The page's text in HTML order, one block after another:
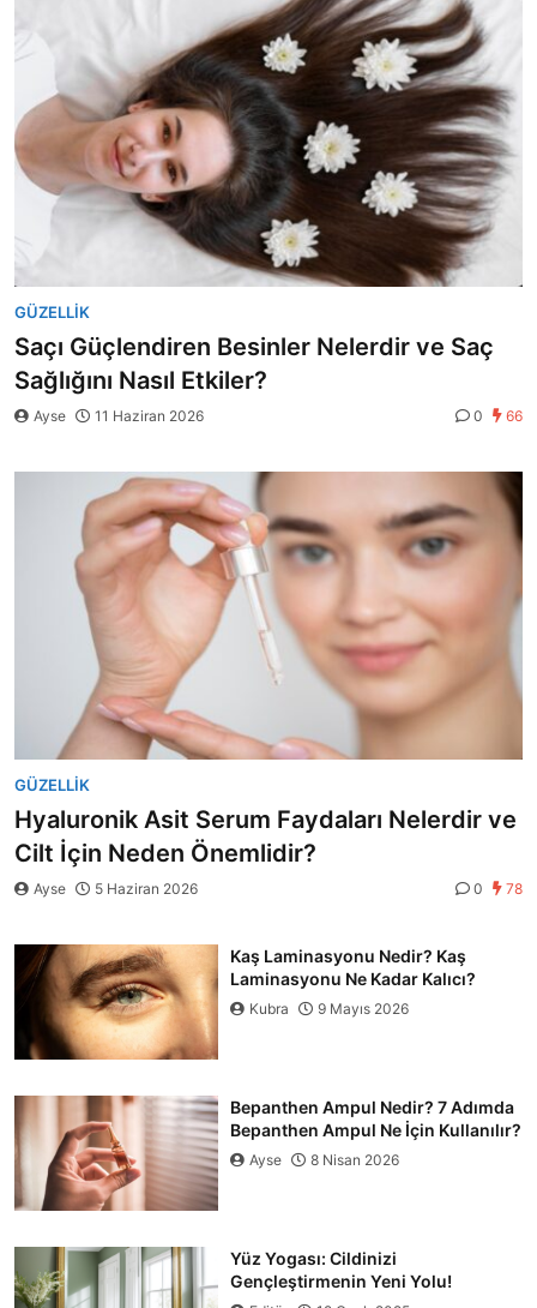
GÜZELLIK
Saçı Güçlendiren Besinler Nelerdir ve Saç
Sağlığını Nasıl Etkiler?
Ayse 11 Haziran 2026 0 66
GÜZELLIK
Hyaluronik Asit Serum Faydaları Nelerdir ve
Cilt İçin Neden Önemlidir?
Ayse 5 Haziran 2026 0 78
Kaş Laminasyonu Nedir? Kaş
Laminasyonu Ne Kadar Kalıcı?
Kubra 9 Mayıs 2026
Bepanthen Ampul Nedir? 7 Adımda
Bepanthen Ampul Ne İçin Kullanılır?
Ayse 8 Nisan 2026
Yüz Yogası: Cildinizi
Gençleştirmenin Yeni Yolu!